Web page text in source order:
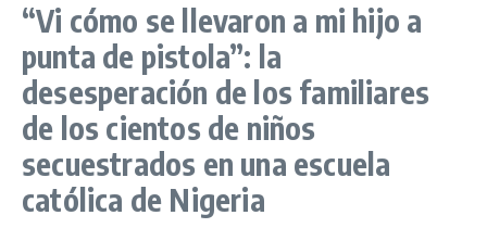
“Vi cómo se llevaron a mi hijo a
punta de pistola”: la
desesperación de los familiares
de los cientos de niños
secuestrados en una escuela
católica de Nigeria